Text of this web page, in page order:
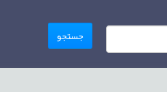
جستجو